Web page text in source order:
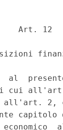
Art. 12
al
cui
2,